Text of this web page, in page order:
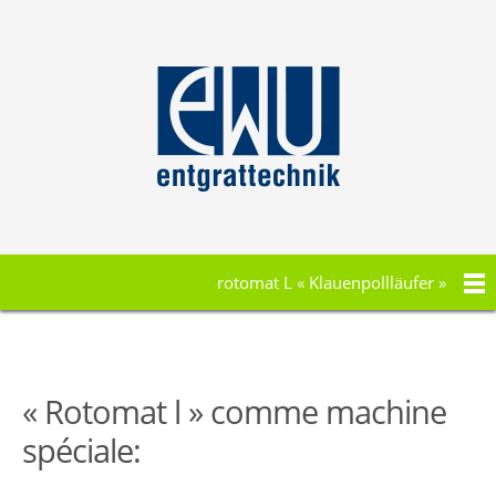
rotomat L « Klauenpollläufer »
« Rotomat l » comme machine
spéciale: